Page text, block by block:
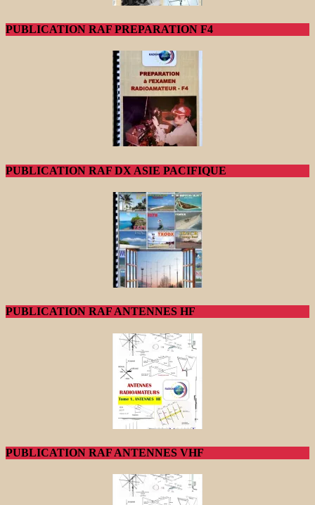
PUBLICATION RAF PREPARATION F4
PUBLICATION RAF DX ASIE PACIFIQUE
PUBLICATION RAF ANTENNES HF
PUBLICATION RAF ANTENNES VHF